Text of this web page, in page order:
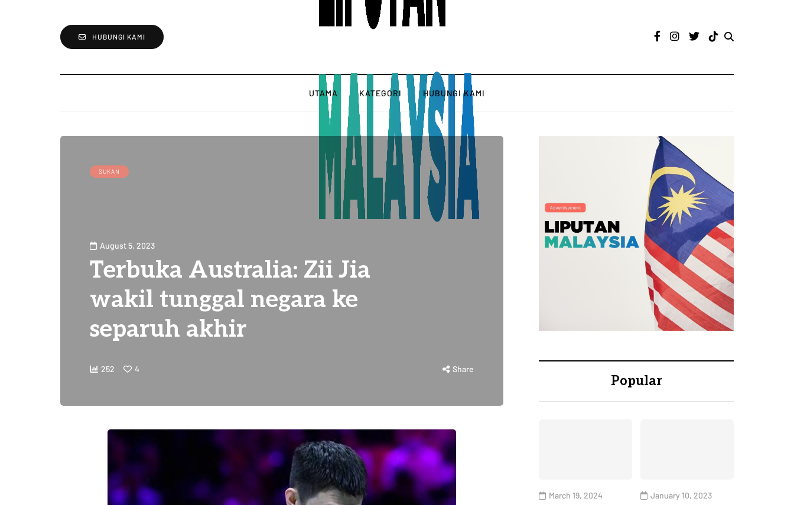
HUBUNGI KAMI
UTAMA KATEGORI HUBUNGI KAMI
SUKAN
August 5, 2023
Terbuka Australia: Zii Jia
wakil tunggal negara ke
separuh akhir
252 4 Share
Popular
March 19, 2024 January 10, 2023